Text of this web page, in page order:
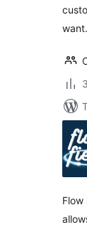
want.
Flow